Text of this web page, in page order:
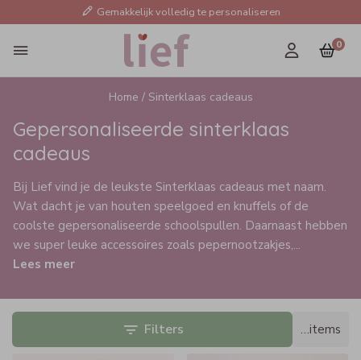
Gemakkelijk volledig te personaliseren
0
Home / Sinterklaas cadeaus
Gepersonaliseerde sinterklaas
cadeaus
Bij Lief vind je de leukste Sinterklaas cadeaus met naam.
Wat dacht je van houten speelgoed en knuffels of de
coolste gepersonaliseerde schoolspullen. Daarnaast hebben
we super leuke accessoires zoals pepernootzakjes,...
Lees meer
…items
Filters